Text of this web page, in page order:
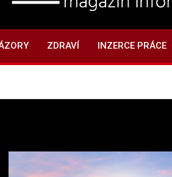
ExpresMag.cz
ZDRAVÍ INZERCE PRÁCE